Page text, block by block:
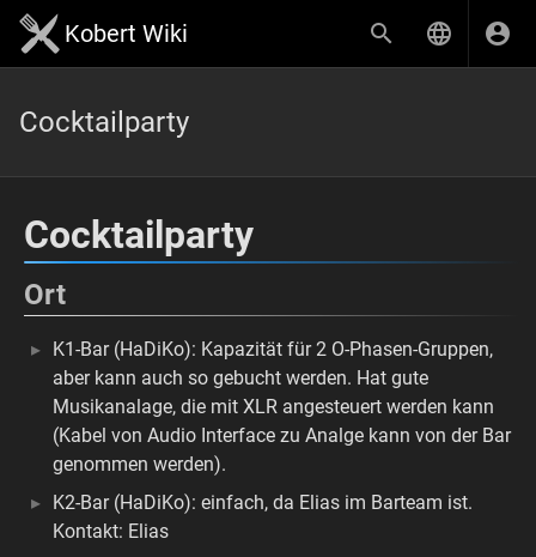
Kobert Wiki
Cocktailparty
Cocktailparty
Ort
K1-Bar (HaDiKo): Kapazität für 2 O-Phasen-Gruppen,
aber kann auch so gebucht werden. Hat gute
Musikanalage, die mit XLR angesteuert werden kann
(Kabel von Audio Interface zu Analge kann von der Bar
genommen werden).
K2-Bar (HaDiKo): einfach, da Elias im Barteam ist.
Kontakt: Elias